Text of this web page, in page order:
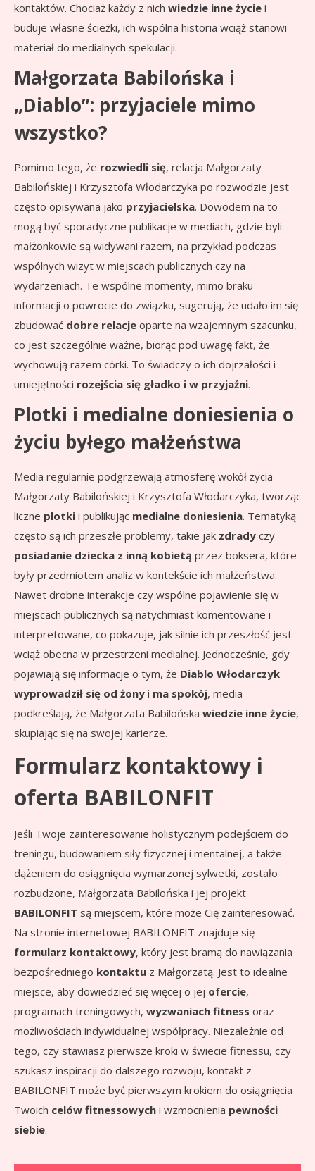
kontaktów. Chociaż każdy z nich wiedzie inne życie i
buduje własne ścieżki, ich wspólna historia wciąż stanowi
materiał do medialnych spekulacji.
Małgorzata Babilońska i
„Diablo”: przyjaciele mimo
wszystko?
Pomimo tego, że rozwiedli się, relacja Małgorzaty
Babilońskiej i Krzysztofa Włodarczyka po rozwodzie jest
często opisywana jako przyjacielska. Dowodem na to
mogą być sporadyczne publikacje w mediach, gdzie byli
małżonkowie są widywani razem, na przykład podczas
wspólnych wizyt w miejscach publicznych czy na
wydarzeniach. Te wspólne momenty, mimo braku
informacji o powrocie do związku, sugerują, że udało im się
zbudować dobre relacje oparte na wzajemnym szacunku,
co jest szczególnie ważne, biorąc pod uwagę fakt, że
wychowują razem córki. To świadczy o ich dojrzałości i
umiejętności rozejścia się gładko i w przyjaźni.
Plotki i medialne doniesienia o
życiu byłego małżeństwa
Media regularnie podgrzewają atmosferę wokół życia
Małgorzaty Babilońskiej i Krzysztofa Włodarczyka, tworząc
liczne plotki i publikując medialne doniesienia. Tematyką
często są ich przeszłe problemy, takie jak zdrady czy
posiadanie dziecka z inną kobietą przez boksera, które
były przedmiotem analiz w kontekście ich małżeństwa.
Nawet drobne interakcje czy wspólne pojawienie się w
miejscach publicznych są natychmiast komentowane i
interpretowane, co pokazuje, jak silnie ich przeszłość jest
wciąż obecna w przestrzeni medialnej. Jednocześnie, gdy
pojawiają się informacje o tym, że Diablo Włodarczyk
wyprowadził się od żony i ma spokój, media
podkreślają, że Małgorzata Babilońska wiedzie inne życie,
skupiając się na swojej karierze.
Formularz kontaktowy i
oferta BABILONFIT
Jeśli Twoje zainteresowanie holistycznym podejściem do
treningu, budowaniem siły fizycznej i mentalnej, a także
dążeniem do osiągnięcia wymarzonej sylwetki, zostało
rozbudzone, Małgorzata Babilońska i jej projekt
BABILONFIT są miejscem, które może Cię zainteresować.
Na stronie internetowej BABILONFIT znajduje się
formularz kontaktowy, który jest bramą do nawiązania
bezpośredniego kontaktu z Małgorzatą. Jest to idealne
miejsce, aby dowiedzieć się więcej o jej ofercie,
programach treningowych, wyzwaniach fitness oraz
możliwościach indywidualnej współpracy. Niezależnie od
tego, czy stawiasz pierwsze kroki w świecie fitnessu, czy
szukasz inspiracji do dalszego rozwoju, kontakt z
BABILONFIT może być pierwszym krokiem do osiągnięcia
Twoich celów fitnessowych i wzmocnienia pewności
siebie.